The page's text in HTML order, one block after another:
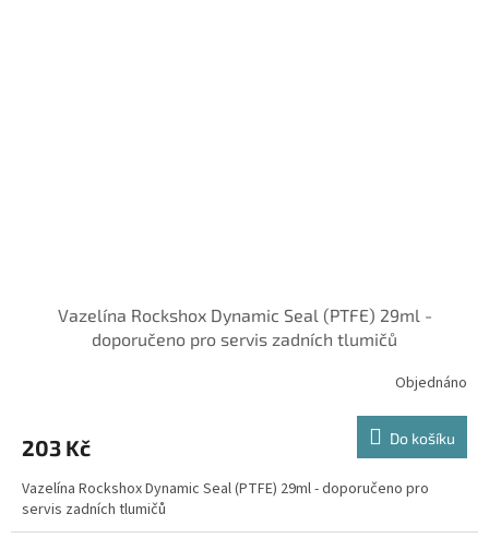
Vazelína Rockshox Dynamic Seal (PTFE) 29ml -
doporučeno pro servis zadních tlumičů
Objednáno
203 Kč Do košíku
Vazelína Rockshox Dynamic Seal (PTFE) 29ml - doporučeno pro
servis zadních tlumičů